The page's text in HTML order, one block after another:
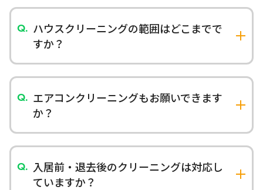
ハウスクリーニングの範囲はどこまでで
すか？
エアコン・浴室・キッチン・トイレ・洗面台など
の水回りから、フローリング・窓・照明器具まで
幅広く対応しております。光触媒コーティングなど
の特殊サービスも提供しています。
エアコンクリーニングもお願いできます
か？
はい、壁掛けタイプから天井埋め込みタイプま
で、分解洗浄でエアコン内部のカビやホコリを徹
底除去いたします。複数台の割引もございます。
入居前・退去後のクリーニングは対応し
ていますか？